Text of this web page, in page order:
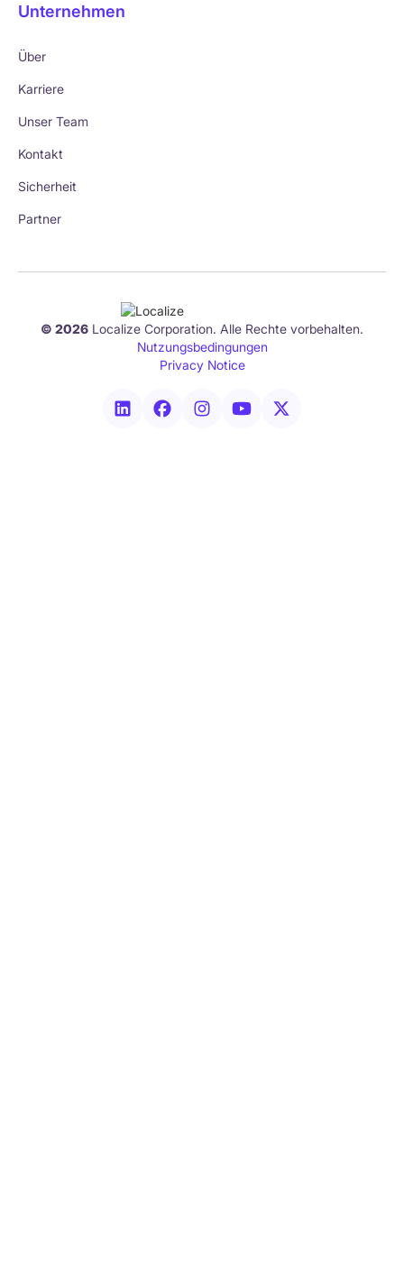
Unternehmen
Über
Karriere
Unser Team
Kontakt
Sicherheit
Partner
© 2026 Localize Corporation. Alle Rechte vorbehalten.
Nutzungsbedingungen
Privacy Notice